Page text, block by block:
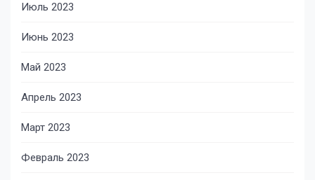
Июль 2023
Июнь 2023
Май 2023
Апрель 2023
Март 2023
Февраль 2023